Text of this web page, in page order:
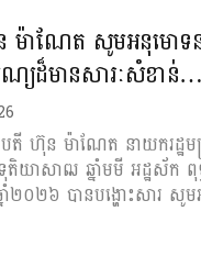
ន ម៉ាណែត សូមអនុមោ
យដ៏មានសារៈសំខាន់…
តី ហ៊ុន ម៉ាណែត នាយករដ្ឋមន្ត្
យាសាឍ ឆ្នាំមមី អដ្ឋស័ក
នាំ២០២៦ បានបង្ហោះសារ